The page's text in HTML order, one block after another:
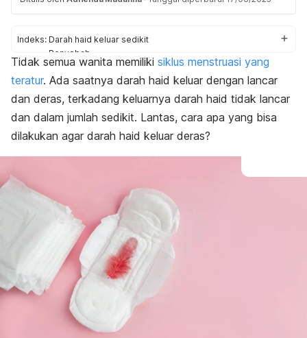
Indeks: Darah haid keluar sedikit
Penyebab
Cara
Tidak semua wanita memiliki siklus menstruasi yang
teratur. Ada saatnya darah haid keluar dengan lancar
dan deras, terkadang keluarnya darah haid tidak lancar
dan dalam jumlah sedikit. Lantas, cara apa yang bisa
dilakukan agar darah haid keluar deras?